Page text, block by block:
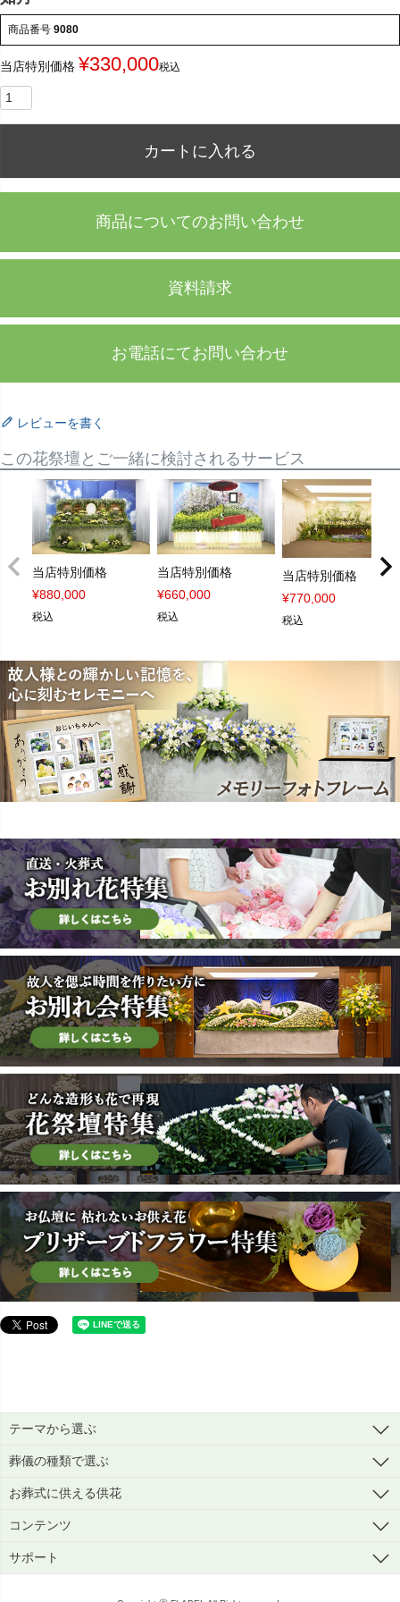
商品番号 9080
当店特別価格 ¥330,000税込
カートに入れる
商品についてのお問い合わせ
資料請求
お電話にてお問い合わせ
レビューを書く
この花祭壇とご一緒に検討されるサービス
当店特別価格
¥880,000
税込
当店特別価格
¥660,000
税込
当店特別価格
¥770,000
税込
テーマから選ぶ
葬儀の種類で選ぶ
お葬式に供える供花
コンテンツ
サポート